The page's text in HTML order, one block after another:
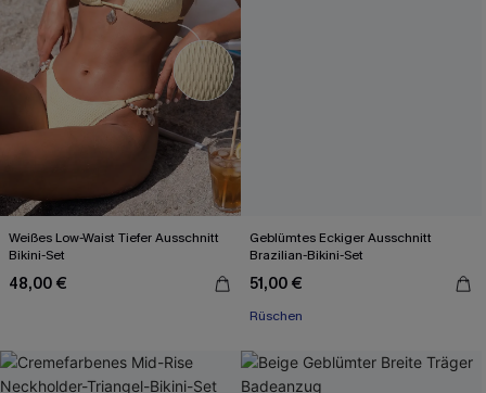
Weißes Low-Waist Tiefer Ausschnitt
Bikini-Set
48,00 €
Geblümtes Eckiger Ausschnitt
Brazilian-Bikini-Set
51,00 €
Rüschen